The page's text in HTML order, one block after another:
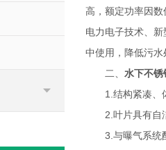
高，额定功率因
电力电子技术、
中使用，降低污
二、 水下不锈
1.结构紧凑、体
2.叶片具有自洁
3.与曝气系统配